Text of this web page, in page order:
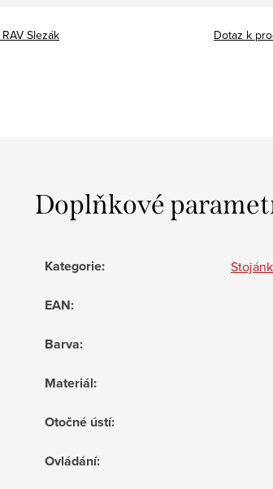
RAV Slezák Dotaz k
Doplňkové
Kategorie:
EAN:
Barva:
Materiál:
Otočné ústí:
Ovládání: